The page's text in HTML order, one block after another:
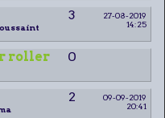
3
27-08-2019
14:25
roller 0
2
09-09-2019
20:41